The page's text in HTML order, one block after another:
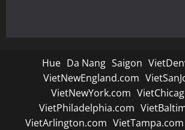
Hue Da Nang Saigon
VietNewEngland.com
VietNewYork.com
VietPhiladelphia.com
VietArlington.com VietTampa.com